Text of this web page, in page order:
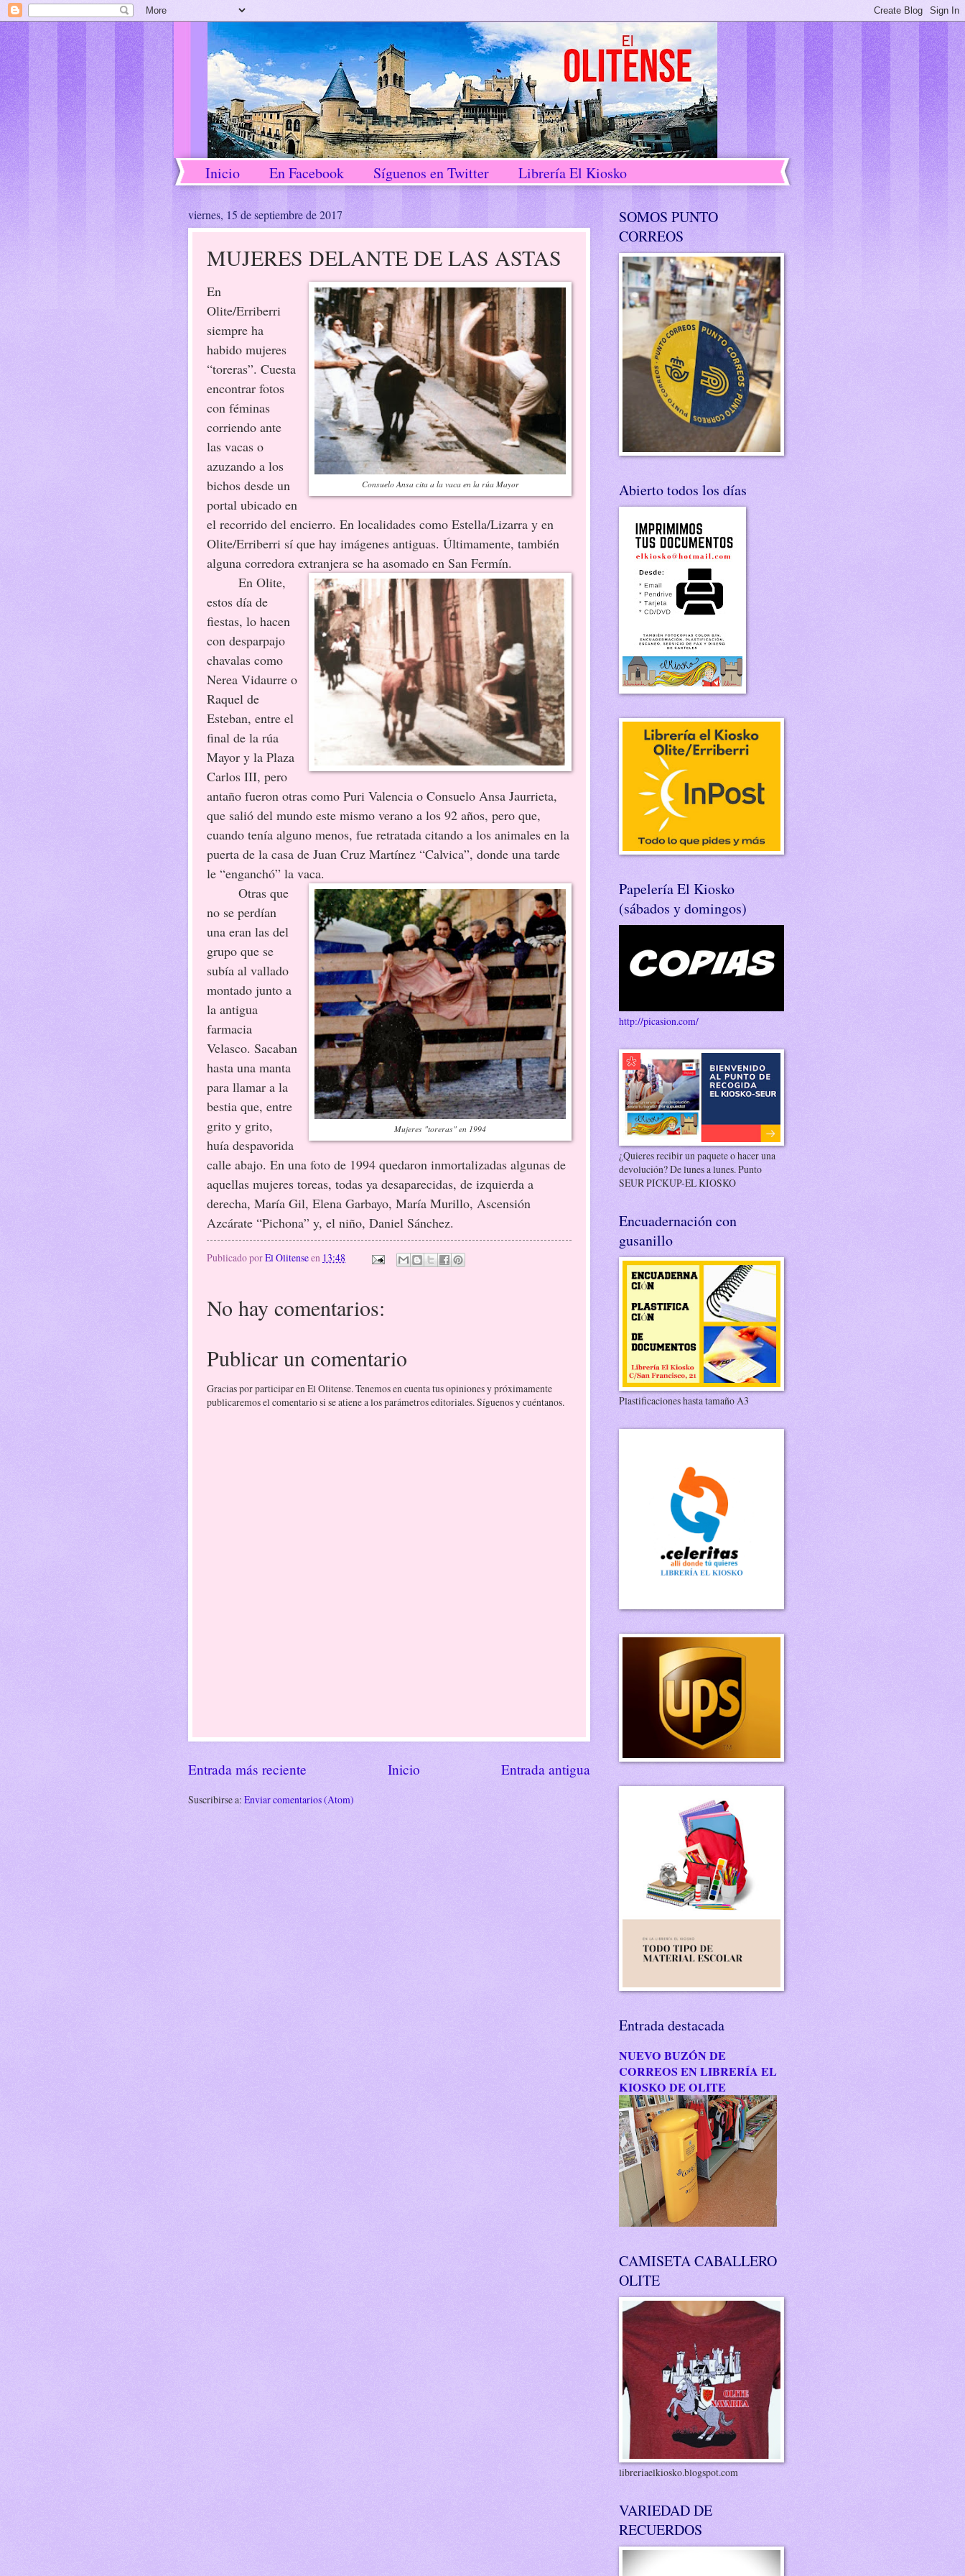
Inicio En Facebook Síguenos en Twitter Librería El Kiosko
viernes, 15 de septiembre de 2017
MUJERES DELANTE DE LAS ASTAS
Consuelo Ansa cita a la vaca en la rúa Mayor
En
Olite/Erriberri
siempre ha
habido mujeres
“toreras”. Cuesta
encontrar fotos
con féminas
corriendo ante
las vacas o
azuzando a los
bichos desde un
portal ubicado en
el recorrido del encierro. En localidades como Estella/Lizarra y en
Olite/Erriberri sí que hay imágenes antiguas. Últimamente, también
alguna corredora extranjera se ha asomado en San Fermín.
En Olite,
estos día de
fiestas, lo hacen
con desparpajo
chavalas como
Nerea Vidaurre o
Raquel de
Esteban, entre el
final de la rúa
Mayor y la Plaza
Carlos III, pero
antaño fueron otras como Puri Valencia o Consuelo Ansa Jaurrieta,
que salió del mundo este mismo verano a los 92 años, pero que,
cuando tenía alguno menos, fue retratada citando a los animales en la
puerta de la casa de Juan Cruz Martínez “Calvica”, donde una tarde
le “enganchó” la vaca.
Mujeres "toreras" en 1994
Otras que
no se perdían
una eran las del
grupo que se
subía al vallado
montado junto a
la antigua
farmacia
Velasco. Sacaban
hasta una manta
para llamar a la
bestia que, entre
grito y grito,
huía despavorida
calle abajo. En una foto de 1994 quedaron inmortalizadas algunas de
aquellas mujeres toreas, todas ya desaparecidas, de izquierda a
derecha, María Gil, Elena Garbayo, María Murillo, Ascensión
Azcárate “Pichona” y, el niño, Daniel Sánchez.
Publicado porEl Olitenseen 13:48
No hay comentarios:
Publicar un comentario
Gracias por participar en El Olitense. Tenemos en cuenta tus opiniones y próximamente
publicaremos el comentario si se atiene a los parámetros editoriales. Síguenos y cuéntanos.
Entrada más reciente Entrada antigua
Inicio
Suscribirse a: Enviar comentarios (Atom)
SOMOS PUNTO
CORREOS
Abierto todos los días
Papelería El Kiosko
(sábados y domingos)
http://picasion.com/
¿Quieres recibir un paquete o hacer una
devolución? De lunes a lunes. Punto
SEUR PICKUP-EL KIOSKO
Encuadernación con
gusanillo
Plastificaciones hasta tamaño A3
Entrada destacada
NUEVO BUZÓN DE
CORREOS EN LIBRERÍA EL
KIOSKO DE OLITE
CAMISETA CABALLERO
OLITE
libreriaelkiosko.blogspot.com
VARIEDAD DE
RECUERDOS